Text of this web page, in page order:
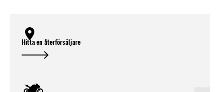
Hitta en återförsäljare